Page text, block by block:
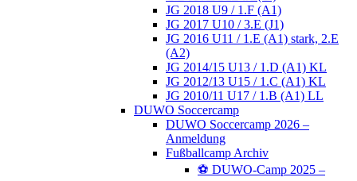
JG 2018 U9 / 1.F (A1)
JG 2017 U10 / 3.E (J1)
JG 2016 U11 / 1.E (A1) stark, 2.E
(A2)
JG 2014/15 U13 / 1.D (A1) KL
JG 2012/13 U15 / 1.C (A1) KL
JG 2010/11 U17 / 1.B (A1) LL
DUWO Soccercamp
DUWO Soccercamp 2026 –
Anmeldung
Fußballcamp Archiv
⚽️ DUWO-Camp 2025 –